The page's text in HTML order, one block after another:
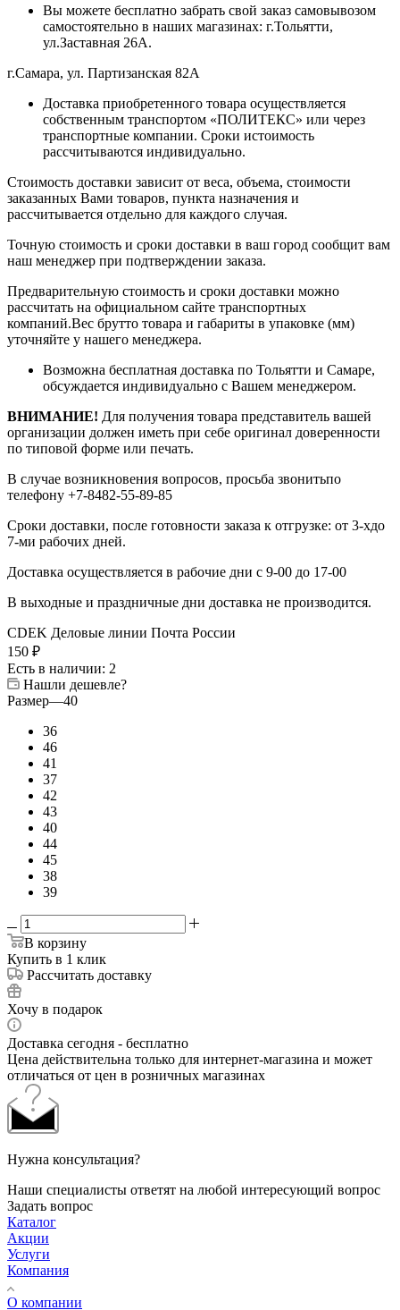
Вы можете бесплатно забрать свой заказ самовывозом
самостоятельно в наших магазинах: г.Тольятти,
ул.Заставная 26А.
г.Самара, ул. Партизанская 82А
Доставка приобретенного товара осуществляется
собственным транспортом «ПОЛИТЕКС» или через
транспортные компании. Сроки истоимость
рассчитываются индивидуально.
Стоимость доставки зависит от веса, объема, стоимости
заказанных Вами товаров, пункта назначения и
рассчитывается отдельно для каждого случая.
Точную стоимость и сроки доставки в ваш город сообщит вам
наш менеджер при подтверждении заказа.
Предварительную стоимость и сроки доставки можно
рассчитать на официальном сайте транспортных
компаний.Вес брутто товара и габариты в упаковке (мм)
уточняйте у нашего менеджера.
Возможна бесплатная доставка по Тольятти и Самаре,
обсуждается индивидуально с Вашем менеджером.
ВНИМАНИЕ! Для получения товара представитель вашей
организации должен иметь при себе оригинал доверенности
по типовой форме или печать.
В случае возникновения вопросов, просьба звонитьпо
телефону +7-8482-55-89-85
Сроки доставки, после готовности заказа к отгрузке: от 3-хдо
7-ми рабочих дней.
Доставка осуществляется в рабочие дни с 9-00 до 17-00
В выходные и праздничные дни доставка не производится.
CDEK Деловые линии Почта России
150 ₽
Есть в наличии: 2
Нашли дешевле?
Размер—40
36
46
41
37
42
43
40
44
45
38
39
В корзину
Купить в 1 клик
Рассчитать доставку
Хочу в подарок
Доставка сегодня - бесплатно
Цена действительна только для интернет-магазина и может
отличаться от цен в розничных магазинах
Нужна консультация?
Наши специалисты ответят на любой интересующий вопрос
Задать вопрос
Каталог
Акции
Услуги
Компания
О компании